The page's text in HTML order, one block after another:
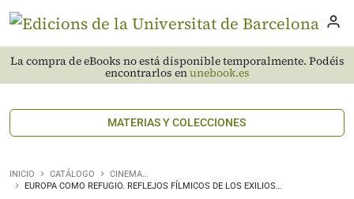
La compra de eBooks no está disponible temporalmente. Podéis
encontrarlos enunebook.es
MATERIAS Y COLECCIONES
INICIO CATÁLOGO
CINEMA…
EUROPA COMO REFUGIO. REFLEJOS FÍLMICOS DE LOS EXILIOS…